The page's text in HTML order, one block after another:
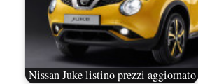
Nissan Juke listino prezzi aggiornato